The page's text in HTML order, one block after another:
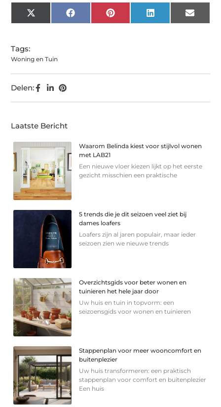
X
(Twitter)
FacebookPinterest LinkedIn Email
Tags:
Woning en Tuin
Delen:
Laatste Bericht
Waarom Belinda kiest voor stijlvol wonen
met LAB21
Een nieuwe vloer kiezen lijkt op het eerste
gezicht misschien een praktische
5 trends die je dit seizoen veel ziet bij
dames loafers
Loafers zijn al jaren populair, maar ieder
seizoen zien we nieuwe trends
Overzichtsgids voor beter wonen en
tuinieren het hele jaar door
Uw huis en tuin in topvorm: een
seizoensgids voor wonen en tuinieren
Stappenplan voor meer wooncomfort en
buitenplezier
Uw huis transformeren: een praktisch
stappenplan voor comfort en buitenplezier
Een huis